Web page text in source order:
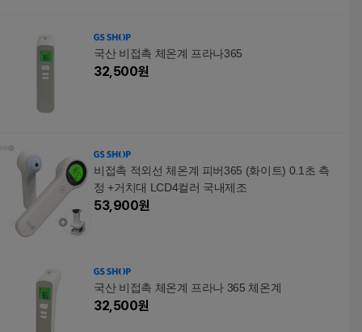
국산 비접촉 체온계 프라나365
32,500원
비접촉 적외선 체온계 피버365 (화이트) 0.1초 측
정 +거치대 LCD4컬러 국내제조
53,900원
국산 비접촉 체온계 프라나 365 체온계
32,500원